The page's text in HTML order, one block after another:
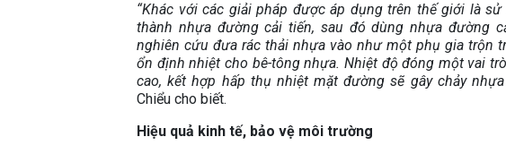
“Khác với các giải pháp được áp dụng trên thế giới là
thành nhựa đường cải tiến, sau đó dùng nhựa đường
nghiên cứu đưa rác thải nhựa vào như một phụ gia trộn
ổn định nhiệt cho bê-tông nhựa. Nhiệt độ đóng một vai
cao, kết hợp hấp thụ nhiệt mặt đường sẽ gây chảy
Chiểu cho biết.
Hiệu quả kinh tế, bảo vệ môi trường